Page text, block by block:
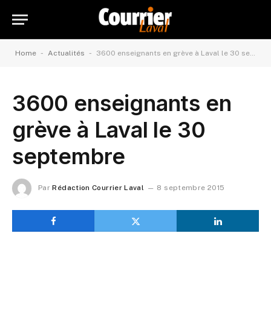
Home - Actualités - 3600 enseignants en grève à Laval le 30 septembre
3600 enseignants en
grève à Laval le 30
septembre
Par Rédaction Courrier Laval 8 septembre 2015